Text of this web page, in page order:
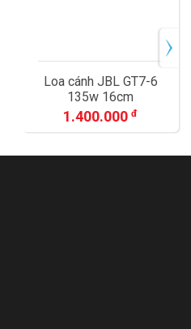
Màn hình ô tô DVD
Android Z800 Pro
11.800.000đ